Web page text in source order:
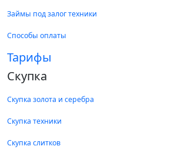
Займы под залог техники
Способы оплаты
Тарифы
Скупка
Скупка золота и серебра
Скупка техники
Скупка слитков